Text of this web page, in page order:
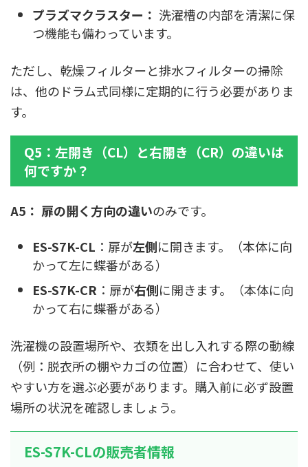
プラズマクラスター： 洗濯槽の内部を清潔に保
つ機能も備わっています。
ただし、乾燥フィルターと排水フィルターの掃除
は、他のドラム式同様に定期的に行う必要がありま
す。
Q5：左開き（CL）と右開き（CR）の違いは
何ですか？
A5： 扉の開く方向の違いのみです。
ES-S7K-CL ：扉が左側に開きます。（本体に向
かって左に蝶番がある）
ES-S7K-CR ：扉が右側に開きます。（本体に向
かって右に蝶番がある）
洗濯機の設置場所や、衣類を出し入れする際の動線
（例：脱衣所の棚やカゴの位置）に合わせて、使い
やすい方を選ぶ必要があります。購入前に必ず設置
場所の状況を確認しましょう。
ES-S7K-CLの販売者情報